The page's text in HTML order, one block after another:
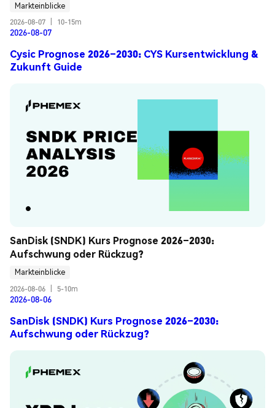
Markteinblicke
2026-08-07
10-15m
2026-08-07
Cysic Prognose 2026–2030: CYS Kursentwicklung &
Zukunft Guide
SanDisk (SNDK) Kurs Prognose 2026–2030:
Aufschwung oder Rückzug?
Markteinblicke
2026-08-06
5-10m
2026-08-06
SanDisk (SNDK) Kurs Prognose 2026–2030:
Aufschwung oder Rückzug?